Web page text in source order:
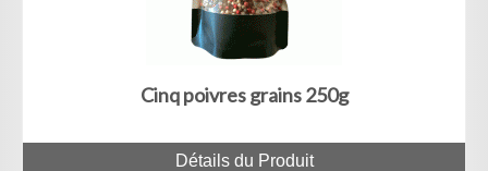
Cinq poivres grains 250g
Détails du Produit